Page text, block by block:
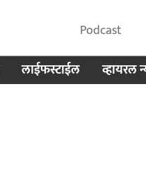
Podcast
लाईफस्टाईल व्हायरल